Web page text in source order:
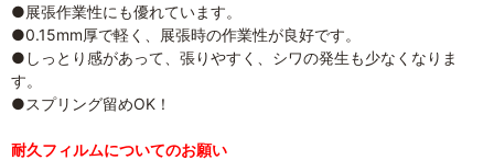
●展張作業性にも優れています。
●0.15mm厚で軽く、展張時の作業性が良好です。
●しっとり感があって、張りやすく、シワの発生も少なくなりま
す。
●スプリング留めOK！
耐久フィルムについてのお願い